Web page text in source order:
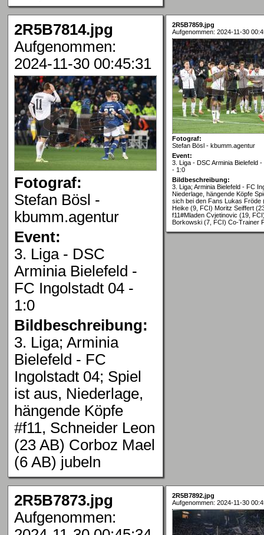
2R5B7814.jpg
Aufgenommen:
2024-11-30 00:45:31
Fotograf:
Stefan Bösl -
kbumm.agentur
Event:
3. Liga - DSC
Arminia Bielefeld -
FC Ingolstadt 04 -
1:0
Bildbeschreibung:
3. Liga; Arminia
Bielefeld - FC
Ingolstadt 04; Spiel
ist aus, Niederlage,
hängende Köpfe
#f11, Schneider Leon
(23 AB) Corboz Mael
(6 AB) jubeln
2R5B7859.jpg
Aufgenommen: 2024-11-30
Fotograf:
Stefan Bösl - kbumm.agentur
Event:
3. Liga - DSC Arminia Bielefeld
- 1:0
Bildbeschreibung:
3. Liga; Arminia Bielefeld - FC
Niederlage, hängende Köpfe
sich bei den Fans Lukas Fröde
Heike (9, FCI) Moritz Seiffert
f11#Mladen Cvjetinovic (19,
Borkowski (7, FCI) Co-Trainer
2R5B7873.jpg
Aufgenommen:
2R5B7892.jpg
Aufgenommen: 2024-11-30